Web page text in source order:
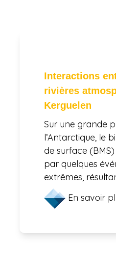
Interactions
rivières
Kerguelen
Sur une grande
l’Antarctique, le
de surface
par quelques
extrêmes,
En savoir